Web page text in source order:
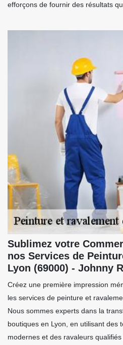
efforçons de fournir des résultats
Sublimez votre
nos Services de
Lyon (69000) - Johnny
Créez une première impression
les services de peinture et
Nous sommes experts dans la
boutiques en Lyon, en utilisant des
modernes et des ravaleurs